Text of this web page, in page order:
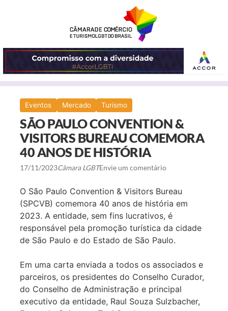
ABRIR
O
MENU
Eventos Mercado Turismo
SÃO PAULO CONVENTION &
VISITORS BUREAU COMEMORA
40 ANOS DE HISTÓRIA
17/11/2023Câmara LGBTEnvie um comentário
O São Paulo Convention & Visitors Bureau
(SPCVB) comemora 40 anos de história em
2023. A entidade, sem fins lucrativos, é
responsável pela promoção turística da cidade
de São Paulo e do Estado de São Paulo.
Em uma carta enviada a todos os associados e
parceiros, os presidentes do Conselho Curador,
do Conselho de Administração e principal
executivo da entidade, Raul Souza Sulzbacher,